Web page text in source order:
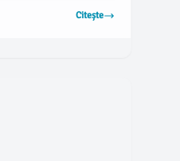
care au apărut
comunicat emis de
Citește